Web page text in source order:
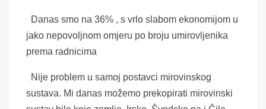
Danas smo na 36% , s vrlo slabom ekonomijom u
jako nepovoljnom omjeru po broju umirovljenika
prema radnicima
Nije problem u samoj postavci mirovinskog
sustava. Mi danas možemo prekopirati mirovinski